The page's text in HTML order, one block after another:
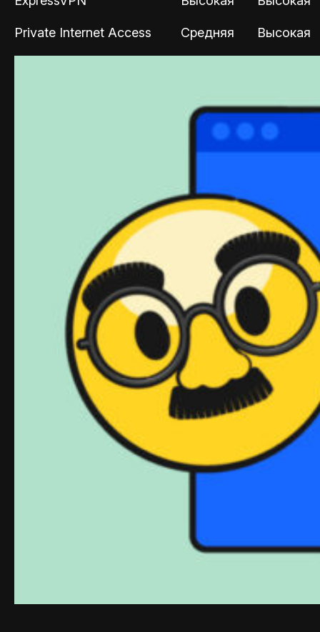
Private Internet Access Средняя Высокая